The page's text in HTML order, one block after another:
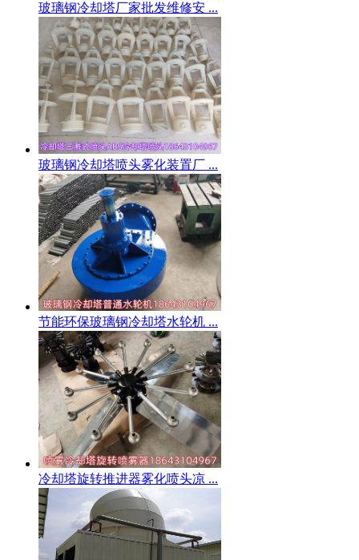
玻璃钢冷却塔厂家批发维修安 ...
玻璃钢冷却塔喷头雾化装置厂 ...
节能环保玻璃钢冷却塔水轮机 ...
冷却塔旋转推进器雾化喷头凉 ...